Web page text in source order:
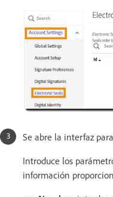
Se abre la interfaz
Introduce los
información